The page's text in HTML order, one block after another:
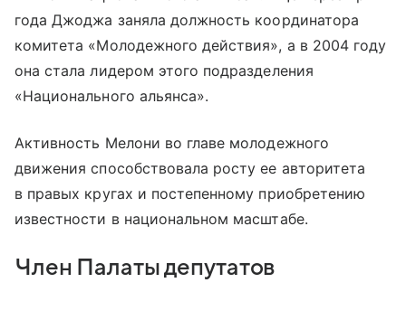
года Джоджа заняла должность координатора
комитета «Молодежного действия», а в 2004 году
она стала лидером этого подразделения
«Национального альянса».
Активность Мелони во главе молодежного
движения способствовала росту ее авторитета
в правых кругах и постепенному приобретению
известности в национальном масштабе.
Член Палаты депутатов